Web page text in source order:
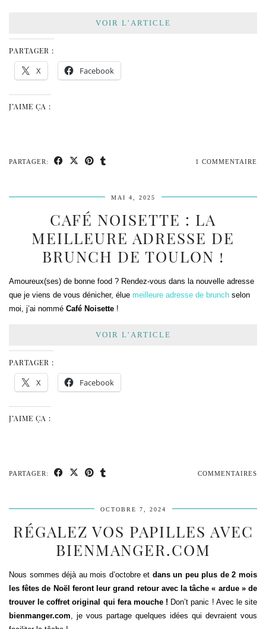
VOIR L’ARTICLE
PARTAGER :
X Facebook
J’AIME ÇA :
PARTAGER: 1 COMMENTAIRE
MAI 4, 2025
CAFÉ NOISETTE : LA
MEILLEURE ADRESSE DE
BRUNCH DE TOULON !
Amoureux(ses) de bonne food ? Rendez-vous dans la nouvelle adresse
que je viens de vous dénicher, élue meilleure adresse de brunch selon
moi, j’ai nommé Café Noisette !
VOIR L’ARTICLE
PARTAGER :
X Facebook
J’AIME ÇA :
PARTAGER: COMMENTAIRES
OCTOBRE 7, 2024
RÉGALEZ VOS PAPILLES AVEC
BIENMANGER.COM
Nous sommes déjà au mois d’octobre et dans un peu plus de 2 mois
les fêtes de Noël feront leur grand retour avec la tâche « ardue » de
trouver le coffret original qui fera mouche ! Don’t panic ! Avec le site
bienmanger.com , je vous partage quelques idées qui devraient vous